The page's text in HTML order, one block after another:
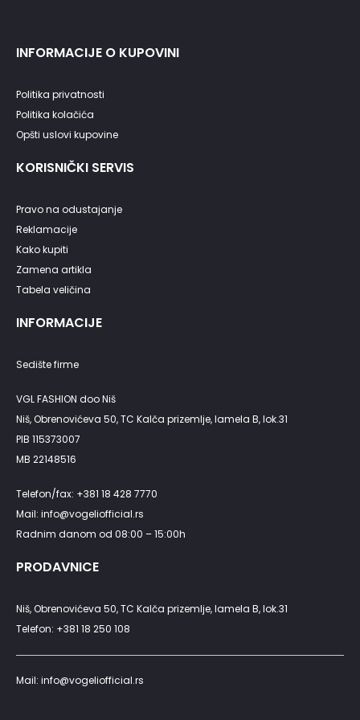
INFORMACIJE O KUPOVINI
Politika privatnosti
Politika kolačića
Opšti uslovi kupovine
KORISNIČKI SERVIS
Pravo na odustajanje
Reklamacije
Kako kupiti
Zamena artikla
Tabela veličina
INFORMACIJE
Sedište firme
VGL FASHION doo Niš
Niš, Obrenovićeva 50, TC Kalča prizemlje, lamela B, lok.31
PIB 115373007
MB 22148516
Telefon/fax: +381 18 428 7770
Mail: info@vogeliofficial.rs
Radnim danom od 08:00 – 15:00h
PRODAVNICE
Niš, Obrenovićeva 50, TC Kalča prizemlje, lamela B, lok.31
Telefon: +381 18 250 108
Mail: info@vogeliofficial.rs